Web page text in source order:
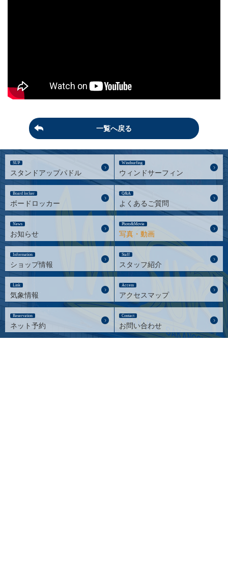
一覧へ戻る
SUP
スタンドアップパドル
Windsurfing
ウィンドサーフィン
Board locker
ボードロッカー
Q&A
よくあるご質問
News
お知らせ
Photo&Movie
写真・動画
Information
ショップ情報
Staff
スタッフ紹介
Link
気象情報
Access
アクセスマップ
Reservation
ネット予約
Contact
お問い合わせ